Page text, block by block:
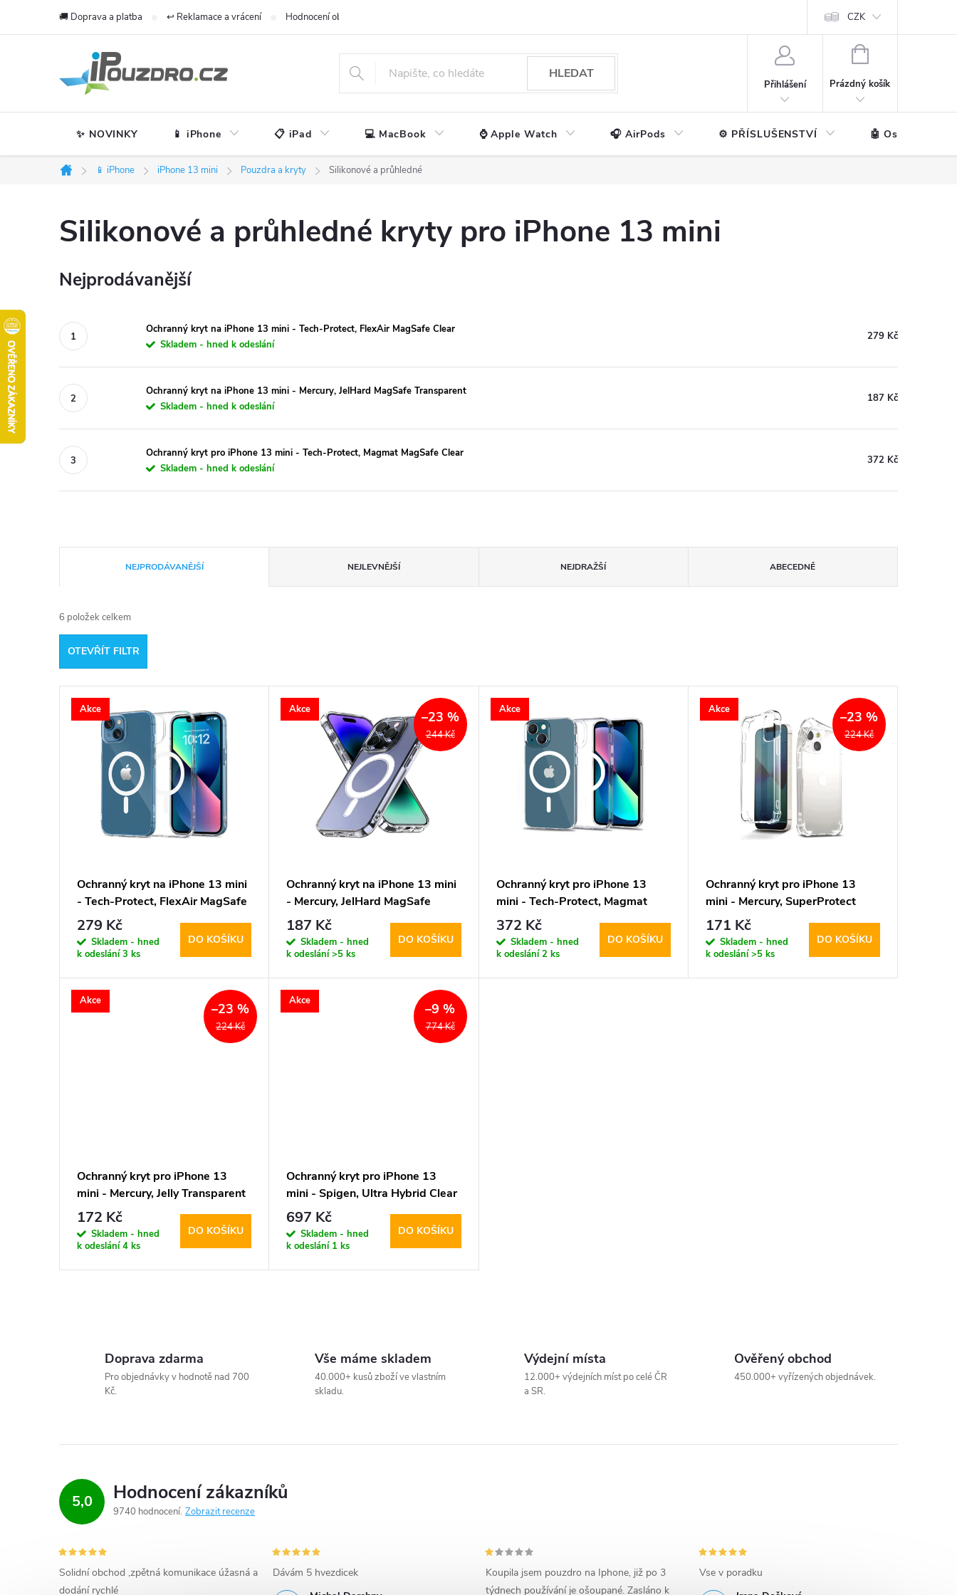
🚚 Doprava a platba ↩️ Reklamace a vrácení Hodnocení obchodu CZK
HLEDAT
Přihlášení
NÁKUPNÍ
Prázdný košík
✨ NOVINKY 📱 iPhone 📋 iPad 💻 MacBook ⌚ Apple Watch 🎧 AirPods ⚙️ PŘÍSLUŠENSTVÍ 🤖 Ostatní
Domů
📱 iPhone iPhone 13 mini Pouzdra a kryty Silikonové a průhledné
Silikonové a průhledné kryty pro iPhone 13 mini
Nejprodávanější
Ochranný kryt na iPhone 13 mini - Tech-Protect, FlexAir MagSafe Clear
Skladem - hned k odeslání
279 Kč
Ochranný kryt na iPhone 13 mini - Mercury, JelHard MagSafe Transparent
Skladem - hned k odeslání
187 Kč
Ochranný kryt pro iPhone 13 mini - Tech-Protect, Magmat MagSafe Clear
Skladem - hned k odeslání
372 Kč
a
z
e
n
t
NEJPRODÁVANĚJŠÍ NEJLEVNĚJŠÍ NEJDRAŽŠÍ ABECEDNĚ
6 položek celkem
OTEVŘÍT FILTR
V
d
u
Akce
Ochranný kryt na iPhone 13 mini
- Tech-Protect, FlexAir MagSafe
Clear
279 Kč
Skladem - hned
k odeslání3 ks
DO KOŠÍKU
Akce
244 Kč
–23 %
Ochranný kryt na iPhone 13 mini
- Mercury, JelHard MagSafe
Transparent
187 Kč
Skladem - hned
k odeslání>5 ks
DO KOŠÍKU
Akce
Ochranný kryt pro iPhone 13
mini - Tech-Protect, Magmat
MagSafe Clear
372 Kč
Skladem - hned
k odeslání2 ks
DO KOŠÍKU
Akce
224 Kč
–23 %
Ochranný kryt pro iPhone 13
mini - Mercury, SuperProtect
Transparent
171 Kč
Skladem - hned
k odeslání>5 ks
DO KOŠÍKU
Akce
224 Kč
–23 %
Ochranný kryt pro iPhone 13
mini - Mercury, Jelly Transparent
172 Kč
Skladem - hned
k odeslání4 ks
DO KOŠÍKU
Akce
774 Kč
–9 %
Ochranný kryt pro iPhone 13
mini - Spigen, Ultra Hybrid Clear
697 Kč
Skladem - hned
k odeslání 1 ks
DO KOŠÍKU
d
c
í
p
r
Doprava zdarma
Pro objednávky v hodnotě nad 700
Kč.
Vše máme skladem
40.000+ kusů zboží ve vlastním
skladu.
Výdejní místa
12.000+ výdejních míst po celé ČR
a SR.
Ověřený obchod
450.000+ vyřízených objednávek.
5,0 Hodnocení zákazníků
9740 hodnocení Zobrazit recenze
Solidní obchod ,zpětná komunikace úžasná a
dodání rychlé
Dávám 5 hvezdicek
Koupila jsem pouzdro na Iphone, již po 3
týdnech používání je ošoupané. Zasláno k
Vse v poradku